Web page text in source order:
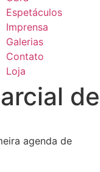
Espetáculos
Imprensa
Galerias
Contato
Loja
agenda de